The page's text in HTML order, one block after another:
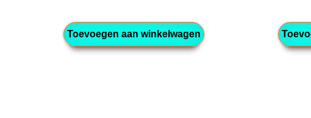
Toevoegen aan winkelwagen